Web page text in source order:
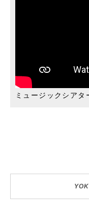
ミュージックシアタ